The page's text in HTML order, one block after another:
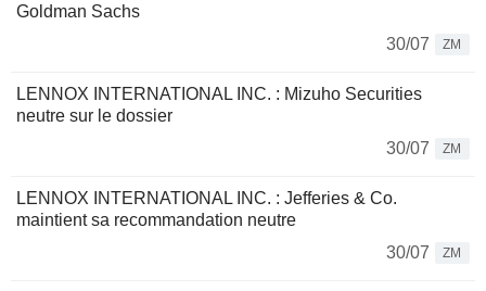
Goldman Sachs
30/07
ZM
LENNOX INTERNATIONAL INC. : Mizuho Securities
neutre sur le dossier
30/07
ZM
LENNOX INTERNATIONAL INC. : Jefferies & Co.
maintient sa recommandation neutre
30/07
ZM